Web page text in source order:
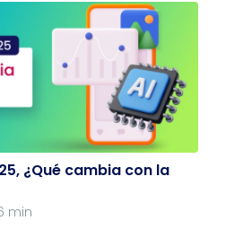
¿Qué cambia con la
min